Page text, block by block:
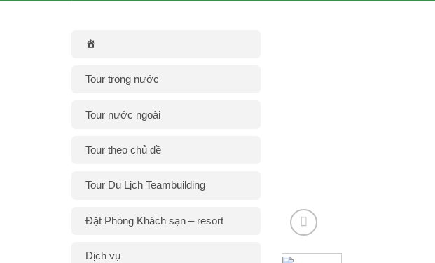
Tour trong nước
Tour nước ngoài
Tour theo chủ đề
Tour Du Lịch Teambuilding
Đặt Phòng Khách sạn – resort
Dịch vụ